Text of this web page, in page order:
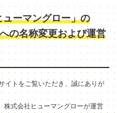
ーマングロー」の
の名称変更および運営
イトをご覧いただき、誠にありが
株式会社ヒューマングローが運営